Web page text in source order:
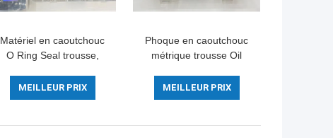
Matériel en caoutchouc
O Ring Seal trousse,
Ring trousse 45-90 pour
l'excavatrice
MEILLEUR PRIX
Phoque en caoutchouc
métrique trousse Oil
hydraulique trousse High
Precision du rivage NBR
MEILLEUR PRIX